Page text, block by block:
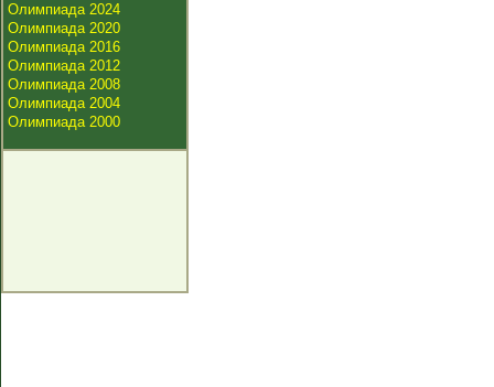
Олимпиада 2024
Олимпиада 2020
Олимпиада 2016
Олимпиада 2012
Олимпиада 2008
Олимпиада 2004
Олимпиада 2000